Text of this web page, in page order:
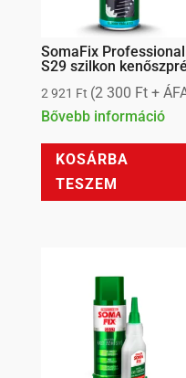
SomaFix Professional
S29 szilkon kenőszpré
2 921 Ft (2 300 Ft+
Bővebb információ
KOSÁRBA
TESZEM